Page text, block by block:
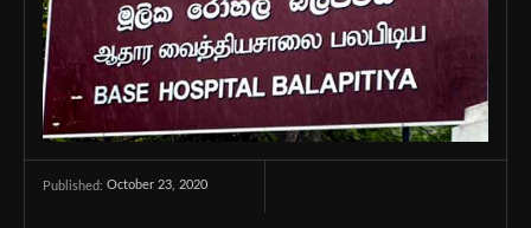
Published: October 23, 2020